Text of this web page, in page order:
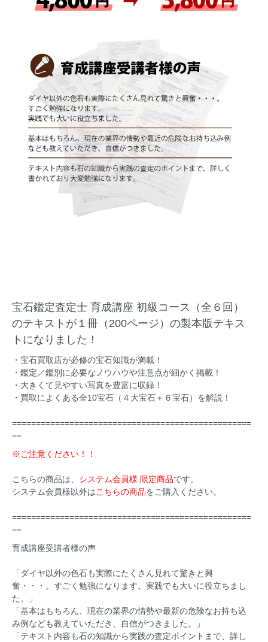
宝石鑑定査定士 育成講座 初級コース（全６回）
のテキストが１冊（200ページ）の製本版テキス
トになりました！
・宝石買取店が必修の宝石知識が満載！
・鑑定／鑑別に必要なノウハウや注意点が細かく掲載！
・大きくて見やすい写真を豊富に収録！
・買取によくある全10宝石（４大宝石＋６宝石）を解説！
==================================================
==
※ご注意ください！！
こちらの商品は、 システム会員様 限定商品です。
システム会員様以外はこちらの商品をご購入ください。
==================================================
==
育成講座受講者様の声
「ダイヤ以外の色石も実際にたくさん見れて驚きと興
奮・・・。すごく勉強になります。実践でも大いに役立ちまし
た。」
「基本はもちろん、現在の業界の情勢や最新の危険なお持ち込
み例なども教えていただき、自信がつきました。」
「テキスト内容も石の知識から実践の査定ポイントまで、詳し